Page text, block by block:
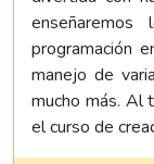
programación
manejo de
mucho más. Al
el curso de